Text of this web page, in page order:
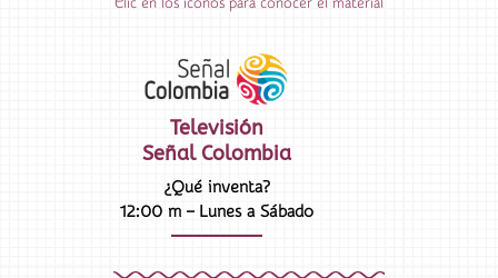
Televisión
Señal Colombia
¿Qué inventa?
12:00 m – Lunes a Sábado